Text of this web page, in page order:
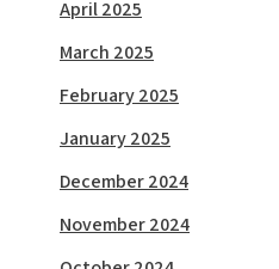
April 2025
March 2025
February 2025
January 2025
December 2024
November 2024